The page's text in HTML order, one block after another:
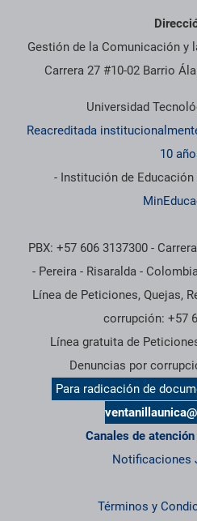
Gestión de la Comunicación y
Carrera 27 #10-02 Barrio
Universidad
Reacreditada
10
- Institución de
PBX: +57 606 3137300 -
- Pereira - Risaralda -
Línea de Peticiones, Quejas,
corrupción: +57
Línea gratuita de
Denuncias por
Para radicación de
Canales de
Notificaciones
Términos y